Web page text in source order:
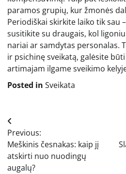
paramos grupių, kur žmonės
Periodiškai skirkite laiko tik sau
susitikite su draugais, kol
nariai ar samdytas personalas.
ir psichinę sveikatą, galėsite
artimajam ilgame sveikimo
Posted in Sveikata
Navigacija
tarp
įrašų
Previous:
Meškinis česnakas: kaip jį
atskirti nuo nuodingų
augalų?